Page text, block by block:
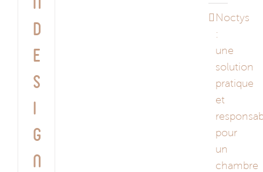
d
e
s
g
n
Noctys
:
une
solution
pratique
et
pour
un
chambre